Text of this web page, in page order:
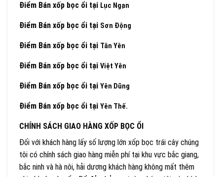
Điểm Bán xốp bọc ổi tại Lục Ngạn
Điểm Bán xốp bọc ổi tại Sơn Động
Điểm Bán xốp bọc ổi tại Tân Yên
Điểm Bán xốp bọc ổi tại Việt Yên
Điểm Bán xốp bọc ổi tại Yên Dũng
Điểm Bán xốp bọc ổi tại Yên Thế.
CHÍNH SÁCH GIAO HÀNG XỐP BỌC ỔI
Đối với khách hàng lấy số lượng lớn xốp bọc trái cây chúng
tôi có chính sách giao hàng miễn phí tại khu vực bắc giang,
bắc ninh và hà nôi, hải dương khách hàng không mất thêm